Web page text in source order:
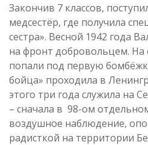
Закончив 7 классов,
медсестёр, где получила
сестра». Весной 1942 года
на фронт добровольцем. На
попали под первую
бойца» проходила в
этого три года служила на
– сначала в 98-ом
воздушное наблюдение,
радисткой на территории